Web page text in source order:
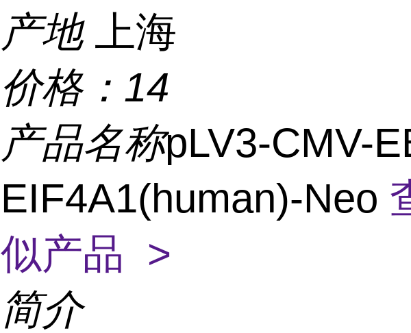
产地 上海
价格： 14
产品名称pLV3-CMV-
EIF4A1(human)-Neo
似产品 >
简介